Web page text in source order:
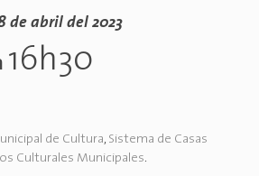
de abril del 2023
16h30
de Cultura, Sistema de Casas
Culturales Municipales.